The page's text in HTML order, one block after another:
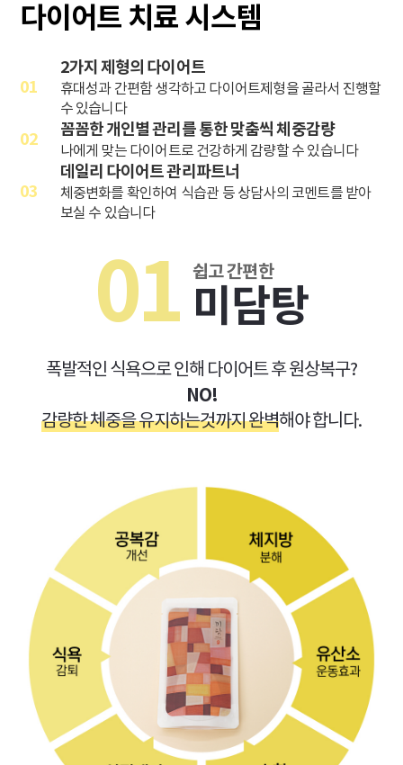
다이어트 치료 시스템
01
2가지 제형의 다이어트
휴대성과 간편함 생각하고 다이어트제형을 골라서 진행할
수 있습니다
02 꼼꼼한 개인별 관리를 통한 맞춤씩 체중감량
나에게 맞는 다이어트로 건강하게 감량할 수 있습니다
03
데일리 다이어트 관리파트너
체중변화를 확인하여 식습관 등 상담사의 코멘트를 받아
보실 수 있습니다
01 쉽고 간편한
미담탕
폭발적인 식욕으로 인해 다이어트 후 원상복구?
NO!
감량한 체중을 유지하는것까지 완벽해야 합니다.